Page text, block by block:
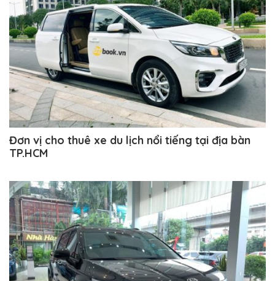
Đơn vị cho thuê xe du lịch nổi tiếng tại địa bàn
TP.HCM